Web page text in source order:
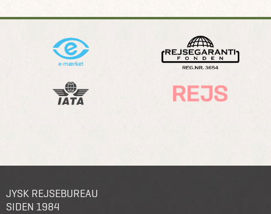
JYSK REJSEBUREAU
SIDEN 1984